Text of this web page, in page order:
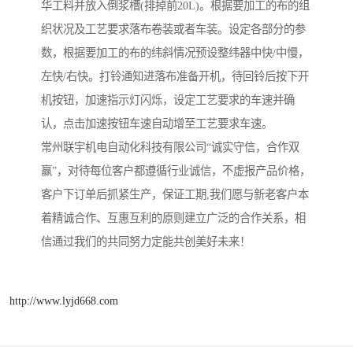
华工料并放入倒浆槽(排掉前20L)。根据要加工的布的组
织状况及工艺要求落布卷装或者车装。设定各部分的参
数，根据要加工的布的纬斜情况预设整纬器中快/中慢，
左快/右快。打铃通知进落布准备开机，待回铃后按下开
机按钮，加速指示灯闪烁，设定工艺要求的车速并确
认，点击加速按钮车速自动增至工艺要求车速。
常州联宇机电自动化科技有限公司“诚实守信，合作双
赢”，对待每位客户都遵循行业诚信，不虚报产品价格，
客户下订单后抓紧生产，保证工期,我们愿与新老客户本
着精诚合作、互惠互利的原则建立广泛的合作关系，相
信通过我们的共同努力定能共创美好未来！
http://www.lyjd668.com